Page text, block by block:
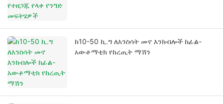
ከ10-50 ኪ.ግ ለእንስሳት መኖ እንክብሎች ከፊል-
አውቶማቲክ የከረጢት ማሽን